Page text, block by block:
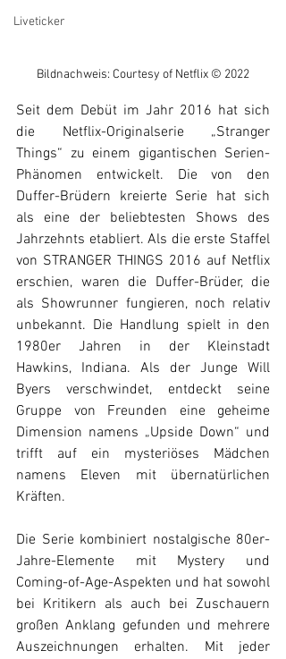
Liveticker
Bildnachweis: Courtesy of Netflix © 2022
Seit dem Debüt im Jahr 2016 hat sich
die Netflix-Originalserie „Stranger
Things“ zu einem gigantischen Serien-
Phänomen entwickelt. Die von den
Duffer-Brüdern kreierte Serie hat sich
als eine der beliebtesten Shows des
Jahrzehnts etabliert. Als die erste Staffel
von STRANGER THINGS 2016 auf Netflix
erschien, waren die Duffer-Brüder, die
als Showrunner fungieren, noch relativ
unbekannt. Die Handlung spielt in den
1980er Jahren in der Kleinstadt
Hawkins, Indiana. Als der Junge Will
Byers verschwindet, entdeckt seine
Gruppe von Freunden eine geheime
Dimension namens „Upside Down“ und
trifft auf ein mysteriöses Mädchen
namens Eleven mit übernatürlichen
Kräften.
Die Serie kombiniert nostalgische 80er-
Jahre-Elemente mit Mystery und
Coming-of-Age-Aspekten und hat sowohl
bei Kritikern als auch bei Zuschauern
großen Anklang gefunden und mehrere
Auszeichnungen erhalten. Mit jeder